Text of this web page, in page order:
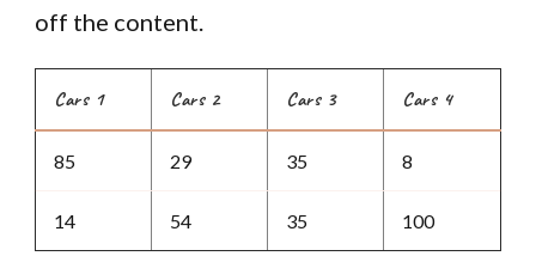
off the content.
Cars 1 Cars 2 Cars 3 Cars 4
85 29 35 8
14 54 35 100